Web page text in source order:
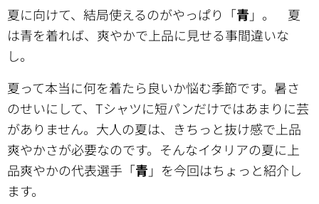
夏に向けて、結局使えるのがやっぱり「青 」。 夏
は青を着れば、爽やかで上品に見せる事間違いな
し。
夏って本当に何を着たら良いか悩む季節です。暑さ
のせいにして、Tシャツに短パンだけではあまりに芸
がありません。大人の夏は、きちっと抜け感で上品
爽やかさが必要なのです。そんなイタリアの夏に上
品爽やかの代表選手「青 」を今回はちょっと紹介し
ます。